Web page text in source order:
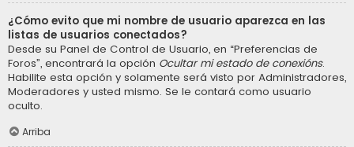
¿Cómo evito que mi nombre de usuario aparezca en las
listas de usuarios conectados?
Desde su Panel de Control de Usuario, en “Preferencias de
Foros”, encontrará la opción Ocultar mi estado de conexións.
Habilite esta opción y solamente será visto por Administradores,
Moderadores y usted mismo. Se le contará como usuario
oculto.
Arriba